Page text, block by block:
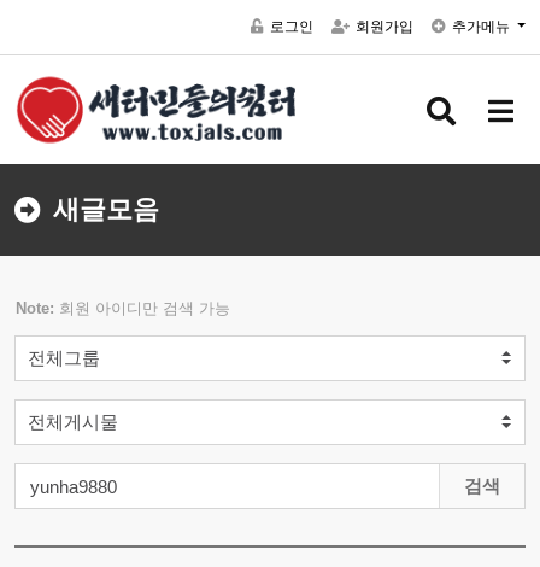
로그인 회원가입 추가메뉴
검색 버
메
새글모음
Note: 회원 아이디만 검색 가능
검색